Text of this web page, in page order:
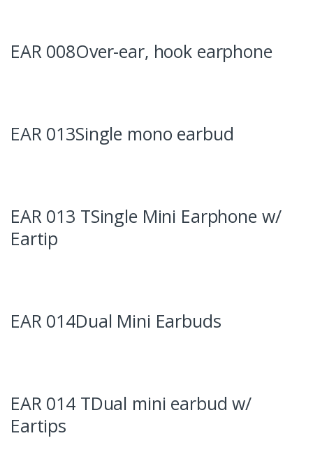
EAR 008Over-ear, hook earphone
EAR 013Single mono earbud
EAR 013 TSingle Mini Earphone w/
Eartip
EAR 014Dual Mini Earbuds
EAR 014 TDual mini earbud w/
Eartips